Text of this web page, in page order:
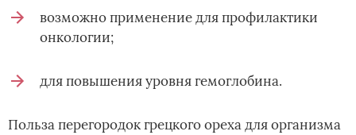
возможно применение для профилактики
онкологии;
для повышения уровня гемоглобина.
Польза перегородок грецкого ореха для организма